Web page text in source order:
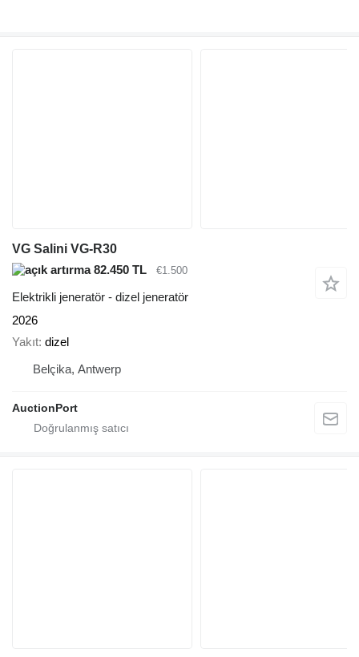
VG Salini VG-R30
82.450 TL
€1.500
Elektrikli jeneratör - dizel jeneratör
2026
Yakıt dizel
Belçika, Antwerp
AuctionPort